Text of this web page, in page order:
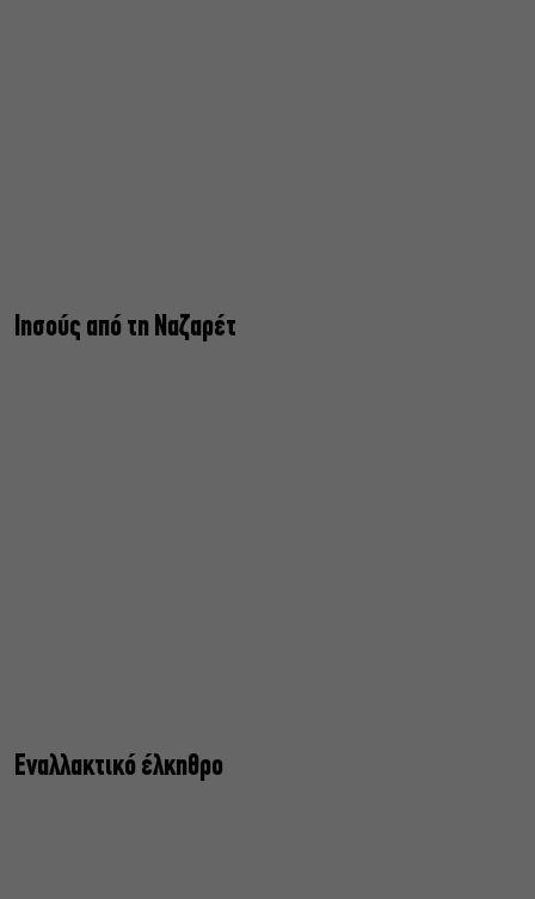
Ιησούς από τη Ναζαρέτ
Εναλλακτικό έλκηθρο